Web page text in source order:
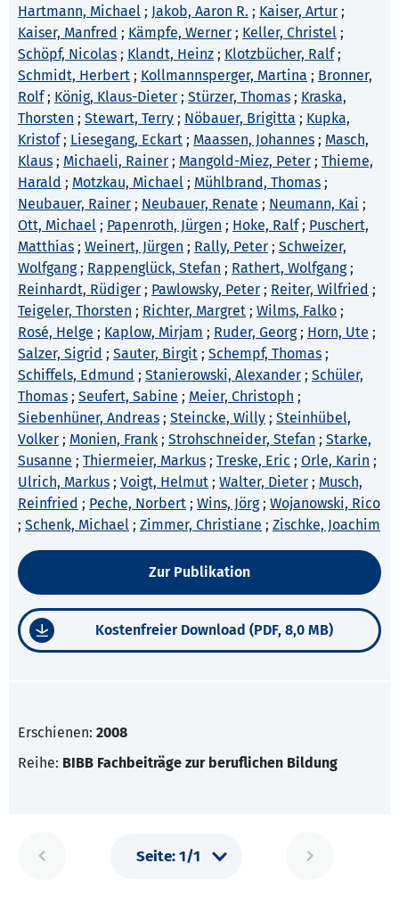
Hartmann, Michael ; Jakob, Aaron R. ; Kaiser, Artur ;
Kaiser, Manfred ; Kämpfe, Werner ; Keller, Christel ;
Schöpf, Nicolas ; Klandt, Heinz ; Klotzbücher, Ralf;
Schmidt, Herbert ; Kollmannsperger, Martina ; Bronner,
Rolf; König, Klaus-Dieter ; Stürzer, Thomas ; Kraska,
Thorsten ; Stewart, Terry ; Nöbauer, Brigitta ; Kupka,
Kristof; Liesegang, Eckart ; Maassen, Johannes ; Masch,
Klaus ; Michaeli, Rainer ; Mangold-Miez, Peter ; Thieme,
Harald ; Motzkau, Michael ; Mühlbrand, Thomas ;
Neubauer, Rainer ; Neubauer, Renate ; Neumann, Kai ;
Ott, Michael ; Papenroth, Jürgen ; Hoke, Ralf; Puschert,
Matthias ; Weinert, Jürgen ; Rally, Peter ; Schweizer,
Wolfgang; Rappenglück, Stefan ; Rathert, Wolfgang;
Reinhardt, Rüdiger ; Pawlowsky, Peter ; Reiter, Wilfried ;
Teigeler, Thorsten ; Richter, Margret ; Wilms, Falko ;
Rosé, Helge ; Kaplow, Mirjam ; Ruder, Georg; Horn, Ute ;
Salzer, Sigrid ; Sauter, Birgit ; Schempf, Thomas ;
Schiffels, Edmund ; Stanierowski, Alexander ; Schüler,
Thomas ; Seufert, Sabine ; Meier, Christoph ;
Siebenhüner, Andreas ; Steincke, Willy ; Steinhübel,
Volker ; Monien, Frank ; Strohschneider, Stefan ; Starke,
Susanne ; Thiermeier, Markus ; Treske, Eric ; Orle, Karin ;
Ulrich, Markus ; Voigt, Helmut ; Walter, Dieter ; Musch,
Reinfried ; Peche, Norbert ; Wins, Jörg; Wojanowski, Rico
; Schenk, Michael ; Zimmer, Christiane ; Zischke, Joachim
Zur Publikation
Kostenfreier Download (PDF, 8,0 MB)
Erschienen: 2008
Reihe: BIBB Fachbeiträge zur beruflichen Bildung